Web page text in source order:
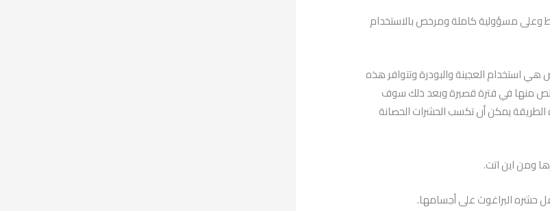
وعلى مسؤولية كاملة ومرخص بالاستخدام
استخدام العجينة والبودرة وتتوافر هذه
منها في فترة قصيرة وبعد ذلك سوف
يمكن أن تكسب الحشرات الحصانة
ومن اين اتت.
حشره البراغوث على أجسامها.